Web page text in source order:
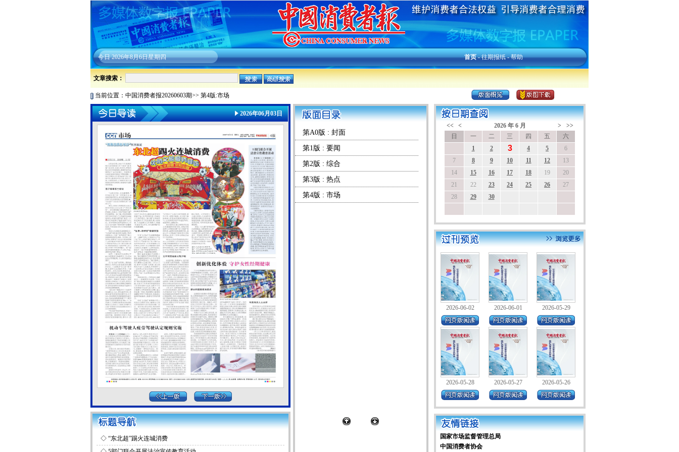
今日2026年8月6日星期四 首页-往期报纸-帮助
文章搜索：
当前位置： 中国消费者报20260603期>> 第4版:市场
2026年06月03日
◇ “东北超”踢火连城消费
第A0版 : 封面
第1版 : 要闻
第2版 : 综合
第3版 : 热点
第4版 : 市场
2026-06-02 2026-06-01 2026-05-29
2026-05-28 2026-05-27 2026-05-26
国家市场监督管理总局
中国消费者协会